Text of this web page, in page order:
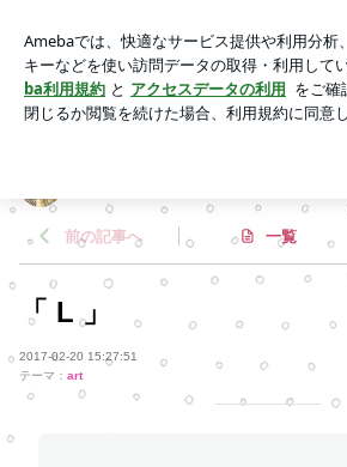
アプリをダウンロードして ブログの更新通知
ょう。
前の記事へ 一覧
「 L 」
2017-02-20 15:27:51
テーマ： art